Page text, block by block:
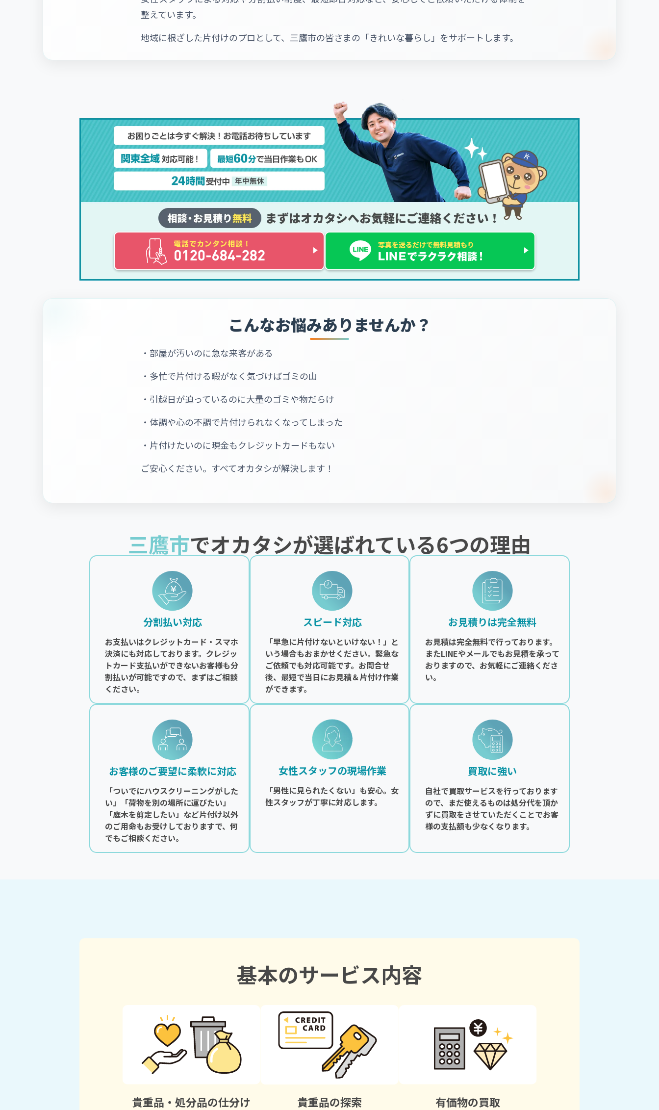
整えています。
地域に根ざした片付けのプロとして、三鷹市の皆さまの「きれいな暮らし」をサポートします。
こんなお悩みありませんか？
・部屋が汚いのに急な来客がある
・多忙で片付ける暇がなく気づけばゴミの山
・引越日が迫っているのに大量のゴミや物だらけ
・体調や心の不調で片付けられなくなってしまった
・片付けたいのに現金もクレジットカードもない
ご安心ください。すべてオカタシが解決します！
三鷹市でオカタシが選ばれている6つの理由
分割払い対応
お支払いはクレジットカード・スマホ
決済にも対応しております。クレジッ
トカード支払いができないお客様も分
割払いが可能ですので、まずはご相談
ください。
スピード対応
「早急に片付けないといけない！」と
いう場合もおまかせください。緊急な
ご依頼でも対応可能です。お問合せ
後、最短で当日にお見積＆片付け作業
ができます。
お見積りは完全無料
お見積は完全無料で行っております。
またLINEやメールでもお見積を承って
おりますので、お気軽にご連絡くださ
い。
お客様のご要望に柔軟に対応
「ついでにハウスクリーニングがした
い」「荷物を別の場所に運びたい」
「庭木を剪定したい」など片付け以外
のご用命もお受けしておりますで、何
でもご相談ください。
女性スタッフの現場作業
「男性に見られたくない」も安心。女
性スタッフが丁寧に対応します。
買取に強い
自社で買取サービスを行っております
ので、まだ使えるものは処分代を頂か
ずに買取をさせていただくことでお客
様の支払額も少なくなります。
基本のサービス内容
貴重品・処分品の仕分け 貴重品の探索 有価物の買取